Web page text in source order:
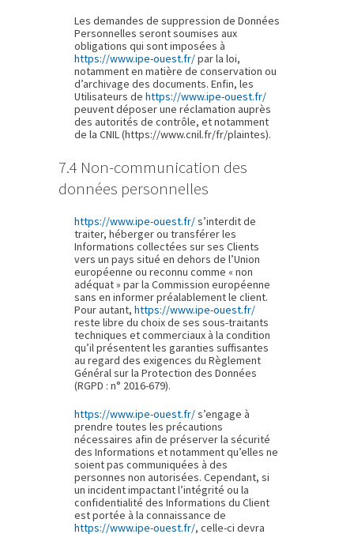
Les demandes de suppression de Données
Personnelles seront soumises aux
obligations qui sont imposées à
https://www.ipe-ouest.fr/par la loi,
notamment en matière de conservation ou
d’archivage des documents. Enfin, les
Utilisateurs de https://www.ipe-ouest.fr/
peuvent déposer une réclamation auprès
des autorités de contrôle, et notamment
de la CNIL (https://www.cnil.fr/fr/plaintes).
7.4 Non-communication des
données personnelles
https://www.ipe-ouest.fr/s’interdit de
traiter, héberger ou transférer les
Informations collectées sur ses Clients
vers un pays situé en dehors de l’Union
européenne ou reconnu comme « non
adéquat » par la Commission européenne
sans en informer préalablement le client.
Pour autant, https://www.ipe-ouest.fr/
reste libre du choix de ses sous-traitants
techniques et commerciaux à la condition
qu’il présentent les garanties suffisantes
au regard des exigences du Règlement
Général sur la Protection des Données
(RGPD : n° 2016-679).
https://www.ipe-ouest.fr/s’engage à
prendre toutes les précautions
nécessaires afin de préserver la sécurité
des Informations et notamment qu’elles ne
soient pas communiquées à des
personnes non autorisées. Cependant, si
un incident impactant l’intégrité ou la
confidentialité des Informations du Client
est portée à la connaissance de
https://www.ipe-ouest.fr/, celle-ci devra